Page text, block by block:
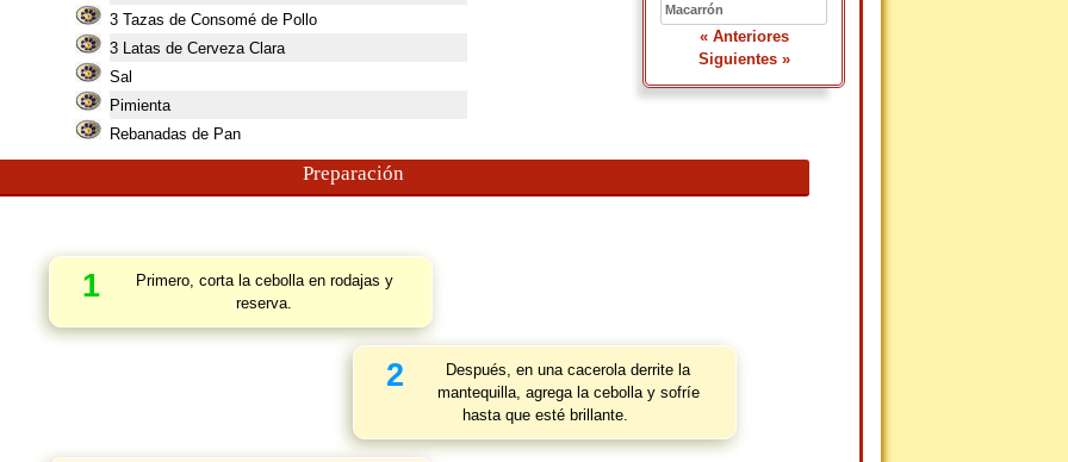
Macarrón
« Anteriores
Siguientes »
3 Tazas de Consomé de Pollo
3 Latas de Cerveza Clara
Sal
Pimienta
Rebanadas de Pan
Preparación
1
Primero, corta la cebolla en rodajas y
reserva.
2
Después, en una cacerola derrite la
mantequilla, agrega la cebolla y sofríe
hasta que esté brillante.